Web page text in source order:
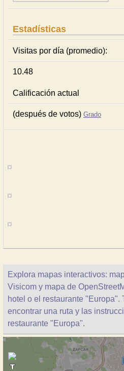
Estadísticas
Visitas por día (promedio):
10.48
Calificación actual
(después de votos) Grado
Explora mapas interactivos:
Visicom y mapa de
hotel o el restaurante "Europa".
encontrar una ruta y las
restaurante "Europa".